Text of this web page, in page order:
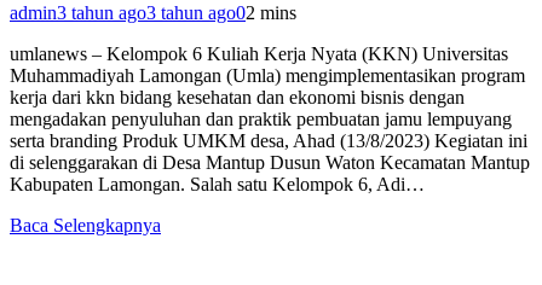
admin3 tahun ago3 tahun ago02 mins
umlanews – Kelompok 6 Kuliah Kerja Nyata (KKN) Universitas
Muhammadiyah Lamongan (Umla) mengimplementasikan program
kerja dari kkn bidang kesehatan dan ekonomi bisnis dengan
mengadakan penyuluhan dan praktik pembuatan jamu lempuyang
serta branding Produk UMKM desa, Ahad (13/8/2023) Kegiatan ini
di selenggarakan di Desa Mantup Dusun Waton Kecamatan Mantup
Kabupaten Lamongan. Salah satu Kelompok 6, Adi…
Baca Selengkapnya